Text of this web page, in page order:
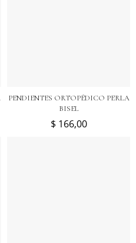
PENDIENTES ORTOPÉDICO PERLA
BISEL
$ 166,00